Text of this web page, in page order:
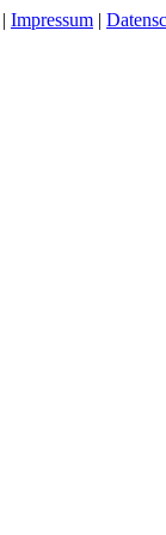
| Impressum |